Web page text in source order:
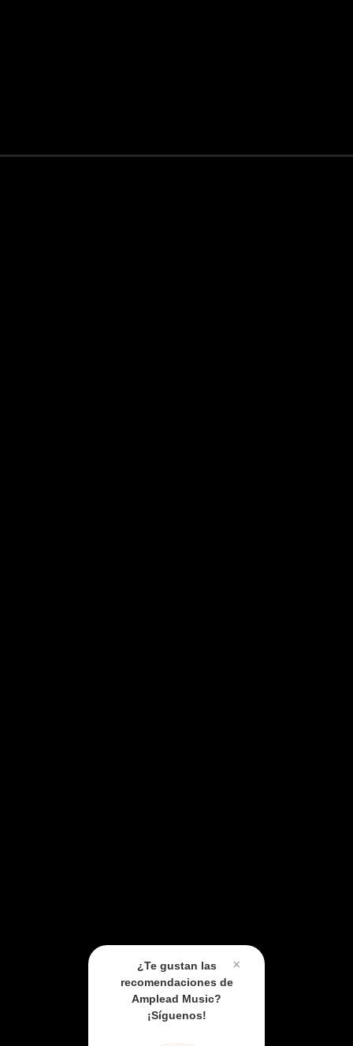
×
¿Te gustan las
recomendaciones de
Amplead Music?
¡Síguenos!